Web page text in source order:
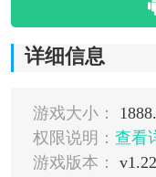
详细信息
游戏大小：
权限说明： 查看
游戏版本：